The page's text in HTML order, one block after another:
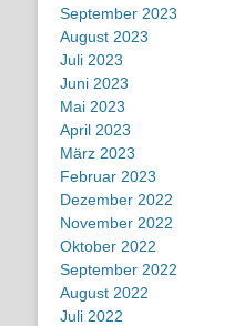
September 2023
August 2023
Juli 2023
Juni 2023
Mai 2023
April 2023
März 2023
Februar 2023
Dezember 2022
November 2022
Oktober 2022
September 2022
August 2022
Juli 2022